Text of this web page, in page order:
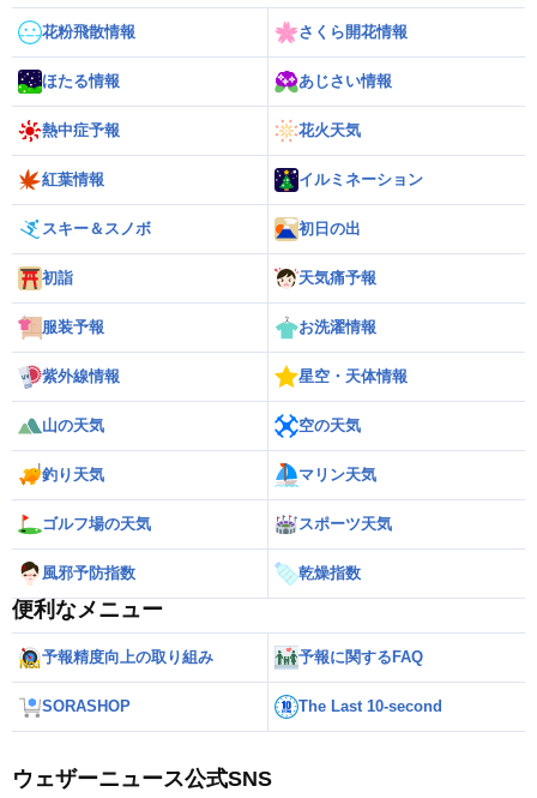
花粉飛散情報 さくら開花情報
ほたる情報 あじさい情報
熱中症予報 花火天気
紅葉情報 イルミネーション
スキー＆スノボ 初日の出
初詣 天気痛予報
服装予報 お洗濯情報
紫外線情報 星空・天体情報
山の天気 空の天気
釣り天気 マリン天気
ゴルフ場の天気 スポーツ天気
風邪予防指数 乾燥指数
便利なメニュー
予報精度向上の取り組み 予報に関するFAQ
SORASHOP The Last 10-second
ウェザーニュース公式SNS